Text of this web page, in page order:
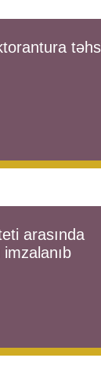
arasında